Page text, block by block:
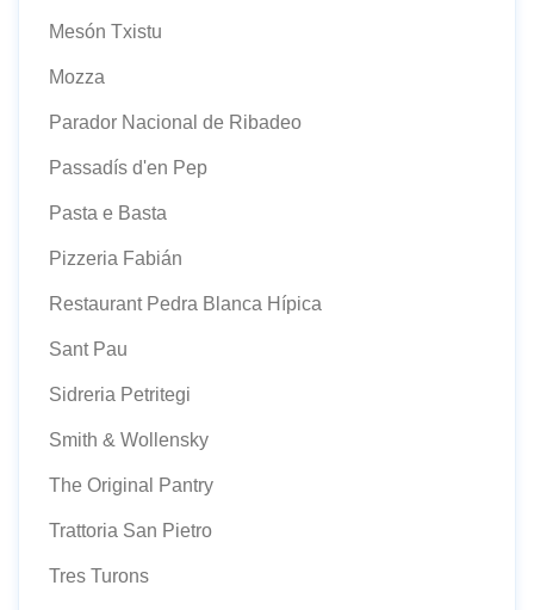
Mesón Txistu
Mozza
Parador Nacional de Ribadeo
Passadís d'en Pep
Pasta e Basta
Pizzeria Fabián
Restaurant Pedra Blanca Hípica
Sant Pau
Sidreria Petritegi
Smith & Wollensky
The Original Pantry
Trattoria San Pietro
Tres Turons